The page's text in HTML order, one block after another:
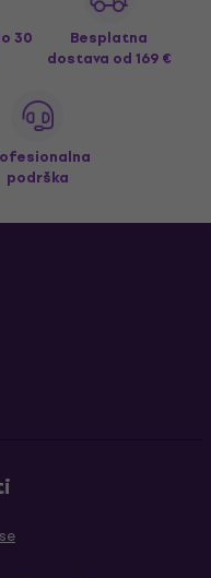
30
Besplatna
dostava od 169 €
podrška